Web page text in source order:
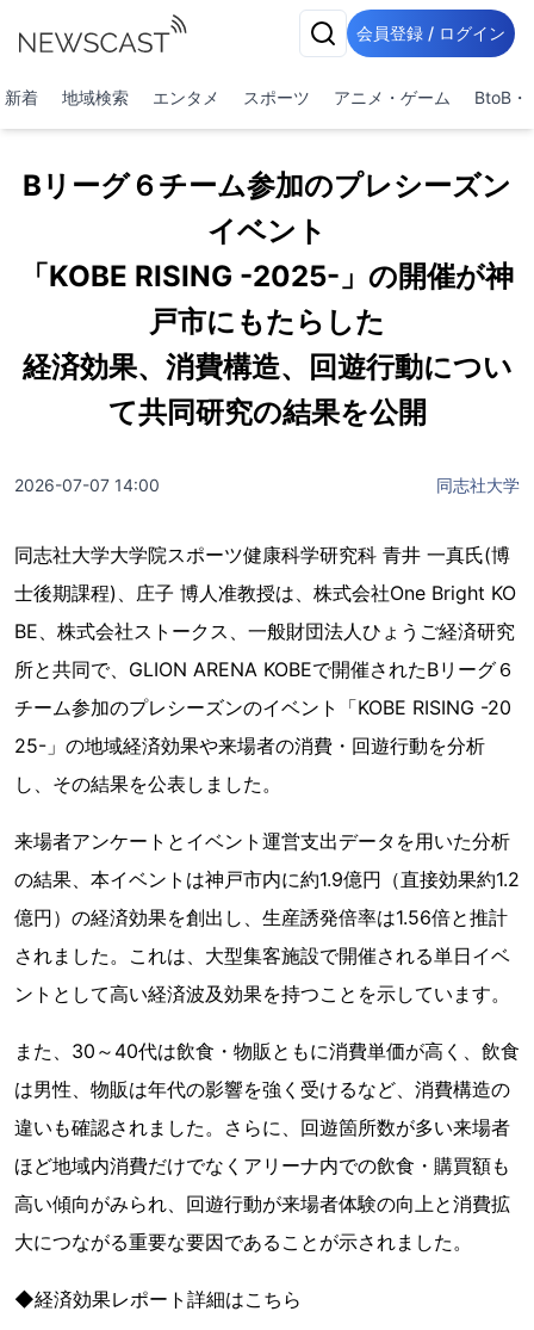
会員登録 / ログイン
新着 地域検索 エンタメ スポーツ アニメ・ゲーム BtoB・
Bリーグ６チーム参加のプレシーズン
イベント
「KOBE RISING -2025-」の開催が神
戸市にもたらした
経済効果、消費構造、回遊行動につい
て共同研究の結果を公開
2026-07-07 14:00 同志社大学
同志社大学大学院スポーツ健康科学研究科 青井 一真氏(博
士後期課程)、庄子 博人准教授は、株式会社One Bright KO
BE、株式会社ストークス、一般財団法人ひょうご経済研究
所と共同で、GLION ARENA KOBEで開催されたBリーグ６
チーム参加のプレシーズンのイベント「KOBE RISING -20
25-」の地域経済効果や来場者の消費・回遊行動を分析
し、その結果を公表しました。
来場者アンケートとイベント運営支出データを用いた分析
の結果、本イベントは神戸市内に約1.9億円（直接効果約1.2
億円）の経済効果を創出し、生産誘発倍率は1.56倍と推計
されました。これは、大型集客施設で開催される単日イベ
ントとして高い経済波及効果を持つことを示しています。
また、30～40代は飲食・物販ともに消費単価が高く、飲食
は男性、物販は年代の影響を強く受けるなど、消費構造の
違いも確認されました。さらに、回遊箇所数が多い来場者
ほど地域内消費だけでなくアリーナ内での飲食・購買額も
高い傾向がみられ、回遊行動が来場者体験の向上と消費拡
大につながる重要な要因であることが示されました。
◆経済効果レポート詳細はこちら